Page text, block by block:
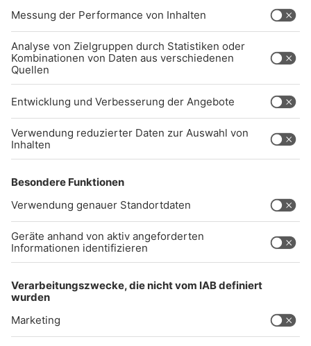
NTAKTIEREN SIE UNS GERNE.
Studio-Hotline
(089) 38 38 38 38
info@radiogong.de
Impressum
Audiothek
Unexpected Application Error!